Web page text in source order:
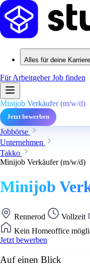
Alles für deine Karriere
Für ArbeitgeberJob finden
Minijob Verkäufer (m/w/d)
Jetzt bewerben
Jobbörse
Unternehmen
Takko
Minijob Verkäufer (m/w/d)
Minijob
Rennerod Vollzeit
Kein Homeoffice
Jetzt bewerben
Auf einen Blick